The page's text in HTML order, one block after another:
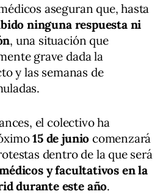
aseguran que, hasta
ninguna respuesta ni
, una situación que
grave dada la
y las semanas de
el colectivo ha
15 de junio comenzará
dentro de la que será
y facultativos en la
durante este año.